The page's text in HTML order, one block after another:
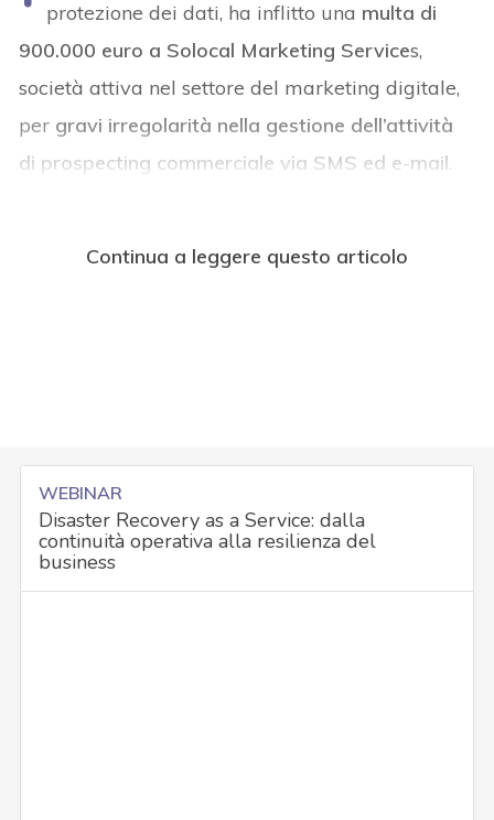
protezione dei dati, ha inflitto una multa di
900.000 euro a Solocal Marketing Services,
società attiva nel settore del marketing digitale,
per gravi irregolarità nella gestione dell’attività
di prospecting commerciale via SMS ed e-mail.
Continua a leggere questo articolo
WEBINAR
Disaster Recovery as a Service: dalla
continuità operativa alla resilienza del
business